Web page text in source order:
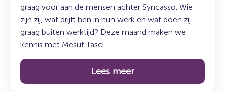
graag voor aan de mensen achter Syncasso. Wie
zijn zij, wat drijft hen in hun werk en wat doen zij
graag buiten werktijd? Deze maand maken we
kennis met Mesut Tasci.
Lees meer